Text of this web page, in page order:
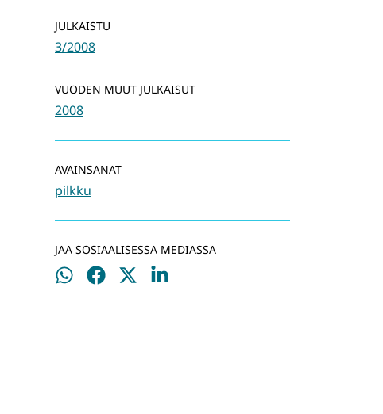
JULKAISTU
3/2008
VUODEN MUUT JULKAISUT
2008
AVAINSANAT
pilkku
JAA SOSIAALISESSA MEDIASSA
Jaa
Jaa
Jaa
Jaa